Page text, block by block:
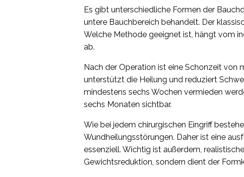
Es gibt unterschiedliche Formen der
untere Bauchbereich behandelt. Der
Welche Methode geeignet ist, hängt vom
ab.
Nach der Operation ist eine Schonzeit von
unterstützt die Heilung und reduziert
mindestens sechs Wochen vermieden
sechs Monaten sichtbar.
Wie bei jedem chirurgischen Eingriff
Wundheilungsstörungen. Daher ist eine
essenziell. Wichtig ist außerdem,
Gewichtsreduktion, sondern dient der